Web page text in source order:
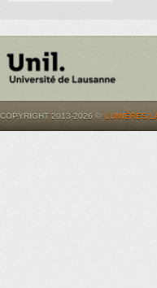
COPYRIGHT 2013-2026 ©